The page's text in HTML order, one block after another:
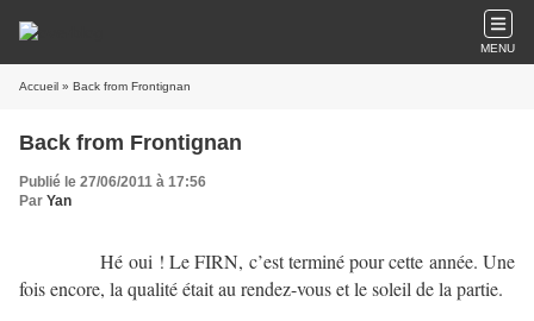
MENU
Accueil » Back from Frontignan
Back from Frontignan
Publié le 27/06/2011 à 17:56
Par Yan
Hé oui ! Le FIRN, c’est terminé pour cette année. Une
fois encore, la qualité était au rendez-vous et le soleil de la partie.